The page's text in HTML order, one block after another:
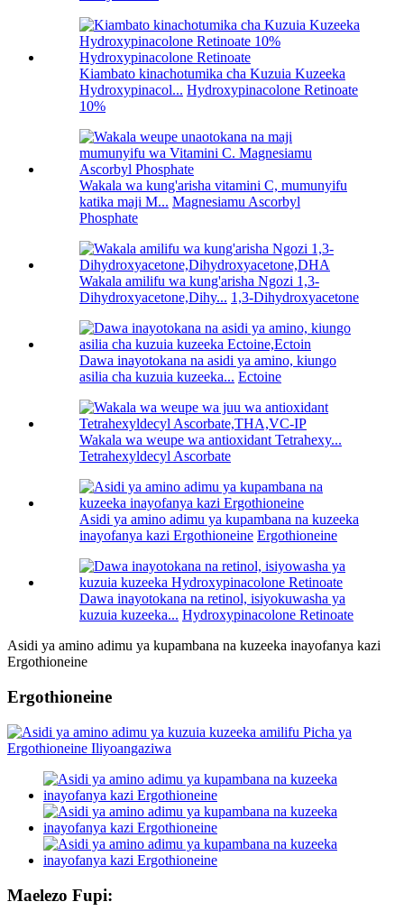
Kiambato kinachotumika cha Kuzuia Kuzeeka
Hydroxypinacol... Hydroxypinacolone Retinoate
10%
Wakala wa kung'arisha vitamini C, mumunyifu
katika maji M... Magnesiamu Ascorbyl
Phosphate
Wakala amilifu wa kung'arisha Ngozi 1,3-
Dihydroxyacetone,Dihy... 1,3-Dihydroxyacetone
Dawa inayotokana na asidi ya amino, kiungo
asilia cha kuzuia kuzeeka... Ectoine
Wakala wa weupe wa antioxidant Tetrahexy...
Tetrahexyldecyl Ascorbate
Asidi ya amino adimu ya kupambana na kuzeeka
inayofanya kazi Ergothioneine Ergothioneine
Dawa inayotokana na retinol, isiyokuwasha ya
kuzuia kuzeeka... Hydroxypinacolone Retinoate
Asidi ya amino adimu ya kupambana na kuzeeka inayofanya kazi
Ergothioneine
Ergothioneine
Maelezo Fupi: